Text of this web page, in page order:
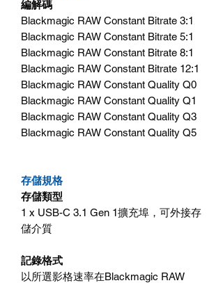
編解碼
Blackmagic RAW Constant Bitrate 3:1
Blackmagic RAW Constant Bitrate 5:1
Blackmagic RAW Constant Bitrate 8:1
Blackmagic RAW Constant Bitrate 12:1
Blackmagic RAW Constant Quality Q0
Blackmagic RAW Constant Quality Q1
Blackmagic RAW Constant Quality Q3
Blackmagic RAW Constant Quality Q5
存儲規格
存儲類型
1 x USB-C 3.1 Gen 1擴充埠，可外接存
儲介質
記錄格式
以所選影格速率在Blackmagic RAW